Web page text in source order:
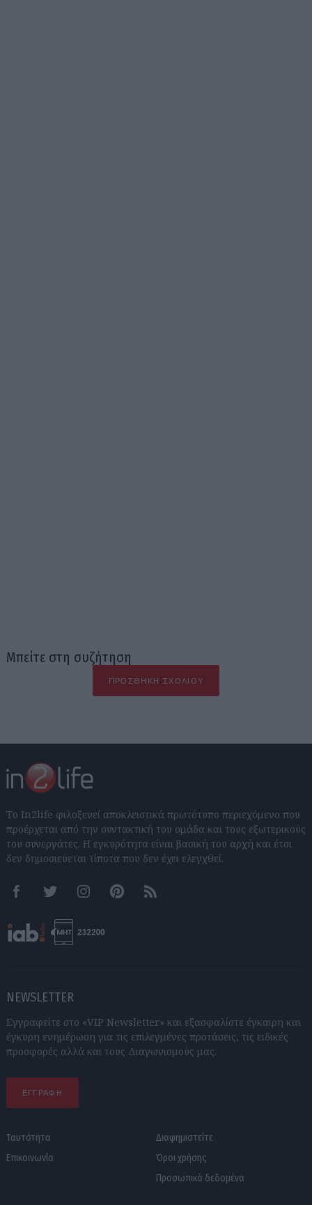
Μπείτε στη συζήτηση
ΠΡΟΣΘΉΚΗ ΣΧΟΛΊΟΥ
Το In2life φιλοξενεί αποκλειστικά πρωτότυπο περιεχόμενο που
προέρχεται από την συντακτική του ομάδα και τους εξωτερικούς
του συνεργάτες. Η εγκυρότητα είναι βασική του αρχή και έτσι
δεν δημοσιεύεται τίποτα που δεν έχει ελεγχθεί.
FacebookTwitter InstagramPinterestRSS feeds
NEWSLETTER
Εγγραφείτε στο «VIP Newsletter» και εξασφαλίστε έγκαιρη και
έγκυρη ενημέρωση για τις επιλεγμένες προτάσεις, τις ειδικές
προσφορές αλλά και τους Διαγωνισμούς μας.
ΕΓΓΡΑΦΗ
Ταυτότητα
Επικοινωνία
Διαφημιστείτε
Όροι χρήσης
Προσωπικά δεδομένα